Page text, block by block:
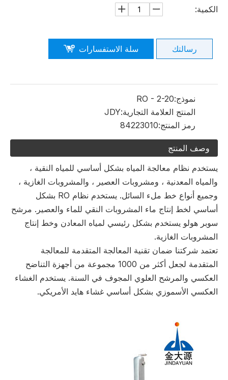
الكمية:
رسالتك سلة الاستفسارات
نموذج:RO - 2-20
المنتج العلامة التجارية:JDY
رمز المنتج:84223010
وصف المنتج
يستخدم نظام معالجة المياه بشكل أساسي للمياه النقية ،
والمياه المعدنية ، ومشروبات العصير ، والمشروبات الغازية ،
وجميع أنواع خط ملء السائل. يستخدم نظام RO بشكل
أساسي لخط إنتاج ماء المشروبات النقي للماء والعصير. مرشح
سوبر هولو يستخدم بشكل رئيسي لمياه المعادن وخط إنتاج
المشروبات الغازية.
تعتمد شركتنا ضمان تقنية المعالجة المتقدمة للمعالجة
المتقدمة لجعل أكثر من 1000 مجموعة من أجهزة التناضح
العكسي والمرشح العلوي المجوف في السنة. يستخدم الغشاء
العكسي الأسموزي بشكل أساسي غشاء هايد الأمريكي.